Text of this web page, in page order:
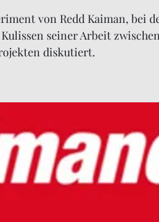
von Redd Kaiman, bei
seiner Arbeit
diskutiert.